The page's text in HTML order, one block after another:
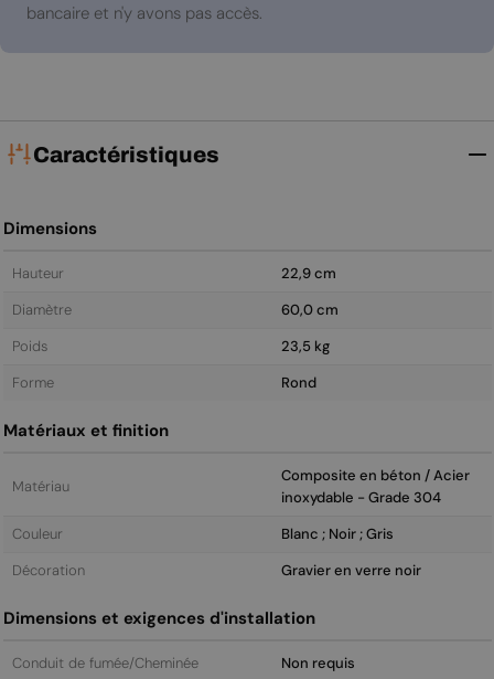
bancaire et n'y avons pas accès.
Caractéristiques
Dimensions
Hauteur
22,9 cm
Diamètre
60,0 cm
Poids
23,5 kg
Forme
Rond
Matériaux et finition
Matériau
Composite en béton / Acier
inoxydable - Grade 304
Couleur
Blanc ; Noir ; Gris
Décoration
Gravier en verre noir
Dimensions et exigences d'installation
Conduit de fumée/Cheminée
Non requis